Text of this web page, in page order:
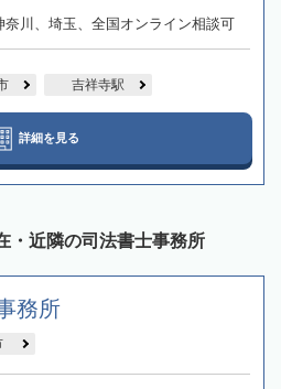
奈川、埼玉、全国オンライン相談可
吉祥寺駅
詳細を見る
・近隣の司法書士事務所
務所